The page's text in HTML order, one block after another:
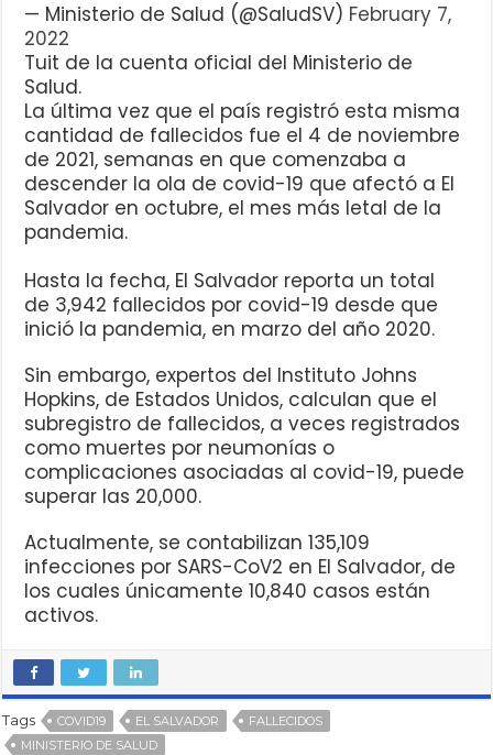
— Ministerio de Salud (@SaludSV) February 7,
2022
Tuit de la cuenta oficial del Ministerio de
Salud.
La última vez que el país registró esta misma
cantidad de fallecidos fue el 4 de noviembre
de 2021, semanas en que comenzaba a
descender la ola de covid-19 que afectó a El
Salvador en octubre, el mes más letal de la
pandemia.
Hasta la fecha, El Salvador reporta un total
de 3,942 fallecidos por covid-19 desde que
inició la pandemia, en marzo del año 2020.
Sin embargo, expertos del Instituto Johns
Hopkins, de Estados Unidos, calculan que el
subregistro de fallecidos, a veces registrados
como muertes por neumonías o
complicaciones asociadas al covid-19, puede
superar las 20,000.
Actualmente, se contabilizan 135,109
infecciones por SARS-CoV2 en El Salvador, de
los cuales únicamente 10,840 casos están
activos.
Tags COVID19 EL SALVADOR
FALLECIDOS
MINISTERIO DE SALUD